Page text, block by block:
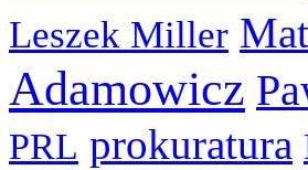
Leszek Miller
Adamowicz
PRL prokuratura